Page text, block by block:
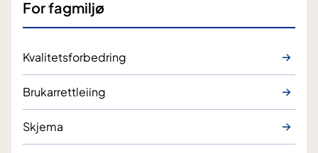
For fagmiljø
Kvalitetsforbedring
Brukarrettleiing
Skjema